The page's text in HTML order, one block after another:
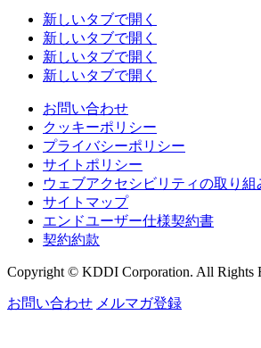
新しいタブで開く
新しいタブで開く
新しいタブで開く
新しいタブで開く
お問い合わせ
クッキーポリシー
プライバシーポリシー
サイトポリシー
ウェブアクセシビリティの取り組
サイトマップ
エンドユーザー仕様契約書
契約約款
Copyright © KDDI Corporation. All Rights
お問い合わせ メルマガ登録